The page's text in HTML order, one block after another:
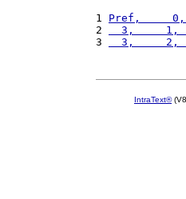
1 Pref,
2
3,     1,
3
3,     2,
IntraText®